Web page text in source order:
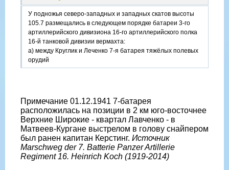
У подножья северо-западных и западных скатов высоты
105.7 размещались в следующем порядке батареи 3-го
артиллерийского дивизиона 16-го артиллерийского полка
16-й танковой дивизии вермахта:
а) между Круглик и Леченко 7-я батарея тяжёлых полевых
орудий
Примечание 01.12.1941 7-батарея
расположилась на позиции в 2 км юго-восточнее
Верхние Широкие - квартал Лавченко - в
Матвеев-Кургане выстрелом в голову снайпером
был ранен капитан Керстинг. Источник
Marschweg der 7. Batterie Panzer Artillerie
Regiment 16. Heinrich Koch (1919-2014)